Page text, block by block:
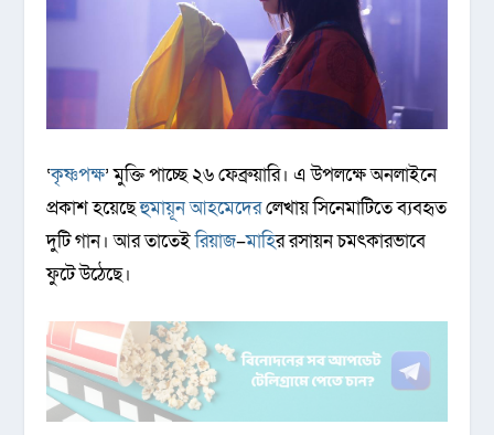
‘কৃষ্ণপক্ষ’ মুক্তি পাচ্ছে ২৬ ফেব্রুয়ারি। এ উপলক্ষে অনলাইনে
প্রকাশ হয়েছেহুমায়ূন আহমেদেরলেখায় সিনেমাটিতে ব্যবহৃত
দুটি গান। আর তাতেইরিয়াজ–মাহির রসায়ন চমৎকারভাবে
ফুটে উঠেছে।